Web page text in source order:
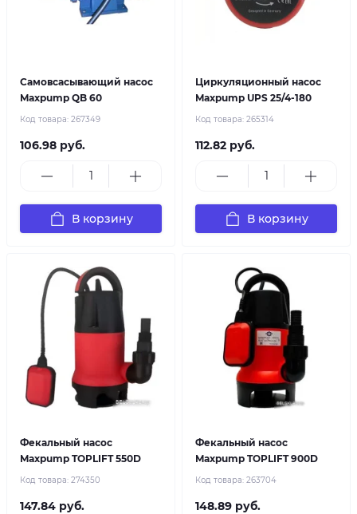
Самовсасывающий насос
Maxpump QB 60
Код товара: 267349
106.98 руб.
В корзину
Циркуляционный насос
Maxpump UPS 25/4-180
Код товара: 265314
112.82 руб.
В корзину
Фекальный насос
Maxpump TOPLIFT 550D
Код товара: 274350
147.84 руб.
Фекальный насос
Maxpump TOPLIFT 900D
Код товара: 263704
148.89 руб.